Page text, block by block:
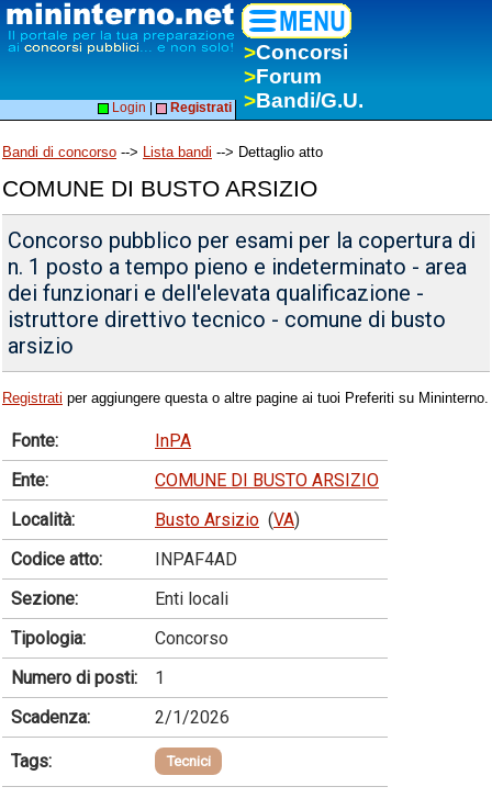
>Concorsi
>Forum
>Bandi/G.U.
Login Registrati
Bandi di concorso --> Lista bandi --> Dettaglio atto
COMUNE DI BUSTO ARSIZIO
Concorso pubblico per esami per la copertura di
n. 1 posto a tempo pieno e indeterminato - area
dei funzionari e dell'elevata qualificazione -
istruttore direttivo tecnico - comune di busto
arsizio
Registrati per aggiungere questa o altre pagine ai tuoi Preferiti su Mininterno.
Fonte:
InPA
Ente:
COMUNE DI BUSTO ARSIZIO
Località:
Busto Arsizio (VA)
Codice atto:
INPAF4AD
Sezione:
Enti locali
Tipologia:
Concorso
Numero di posti:
1
Scadenza:
2/1/2026
Tags: Tecnici